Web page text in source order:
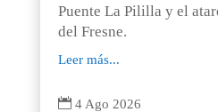
Puente La Pililla y el
del Fresne.
Leer más...
 4 Ago 2026